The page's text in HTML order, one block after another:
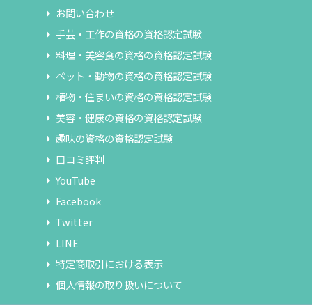
お問い合わせ
手芸・工作の資格の資格認定試験
料理・美容食の資格の資格認定試験
ペット・動物の資格の資格認定試験
植物・住まいの資格の資格認定試験
美容・健康の資格の資格認定試験
趣味の資格の資格認定試験
口コミ評判
YouTube
Facebook
Twitter
LINE
特定商取引における表示
個人情報の取り扱いについて